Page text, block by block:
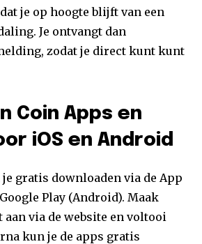
je op hoogte blijft van een
Je ontvangt dan
zodat je direct kunt kunt
Coin Apps en
iOS en Android
gratis downloaden via de App
Play (Android). Maak
aan via de website en voltooi
kun je de apps gratis